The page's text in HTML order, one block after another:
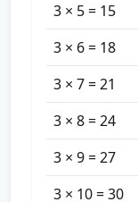
3 × 5 = 15
3 × 6 = 18
3 × 7 = 21
3 × 8 = 24
3 × 9 = 27
3 × 10 = 30